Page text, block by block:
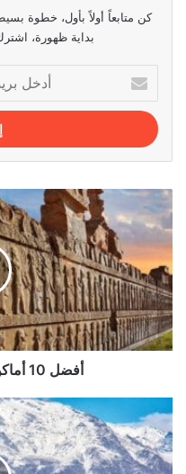
كن متابعاً أولاً بأول، خطوة
بداية ظهورة،
بريدك
الإلكتروني
أفضل
10
أماكن
في
شيراز
أفضل 10 أماكن للزيارة في شيراز
مطار
مهرآباد:
بوابة